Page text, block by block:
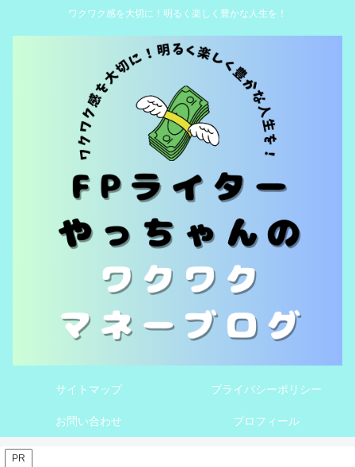
ワクワク感を大切に！明るく楽しく豊かな人生を！
サイトマップ プライバシーポリシー
お問い合わせ プロフィール
PR